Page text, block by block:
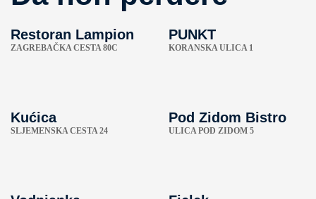
Restoran Lampion
ZAGREBAČKA CESTA 80C
PUNKT
KORANSKA ULICA 1
Kućica
SLJEMENSKA CESTA 24
Pod Zidom Bistro
ULICA POD ZIDOM 5